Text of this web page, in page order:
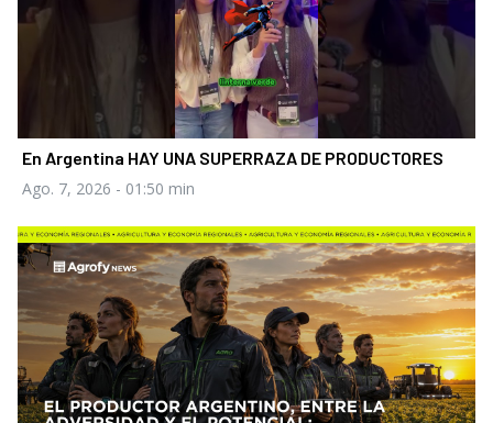
En Argentina HAY UNA SUPERRAZA DE PRODUCTORES
Ago. 7, 2026 - 01:50 min